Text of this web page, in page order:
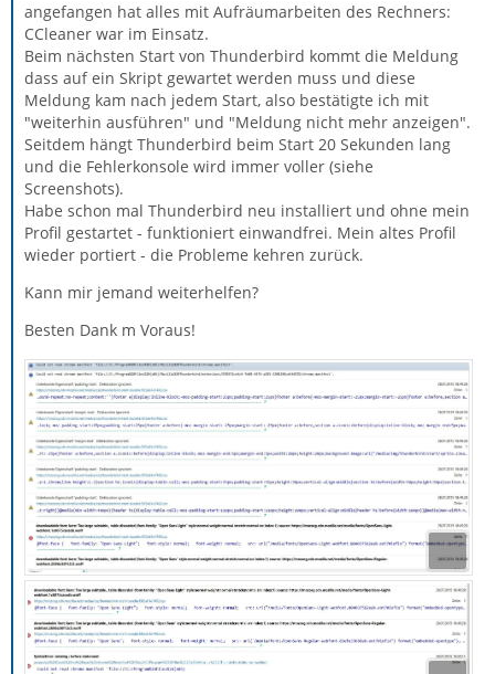
angefangen hat alles mit Aufräumarbeiten des Rechners:
CCleaner war im Einsatz.
Beim nächsten Start von Thunderbird kommt die Meldung
dass auf ein Skript gewartet werden muss und diese
Meldung kam nach jedem Start, also bestätigte ich mit
"weiterhin ausführen" und "Meldung nicht mehr anzeigen".
Seitdem hängt Thunderbird beim Start 20 Sekunden lang
und die Fehlerkonsole wird immer voller (siehe
Screenshots).
Habe schon mal Thunderbird neu installiert und ohne mein
Profil gestartet - funktioniert einwandfrei. Mein altes Profil
wieder portiert - die Probleme kehren zurück.
Kann mir jemand weiterhelfen?
Besten Dank m Voraus!